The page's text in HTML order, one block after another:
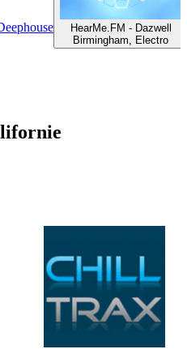
HearMe.FM - Dazwell
Birmingham, Electro